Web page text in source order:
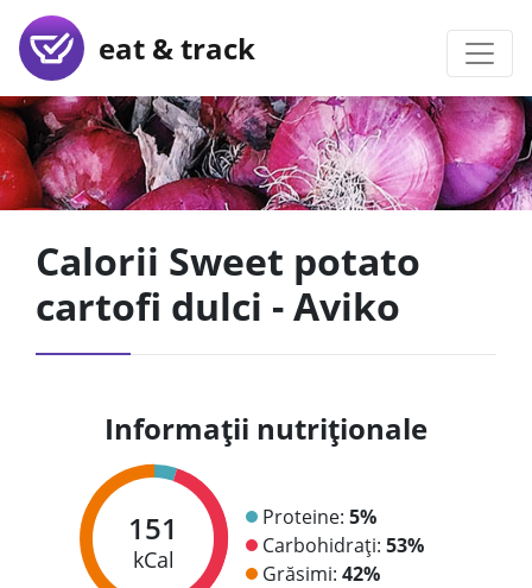
eat & track
Calorii Sweet potato
cartofi dulci - Aviko
Informații nutriționale
151
kCal
Proteine: 5%
Carbohidrați: 53%
Grăsimi: 42%